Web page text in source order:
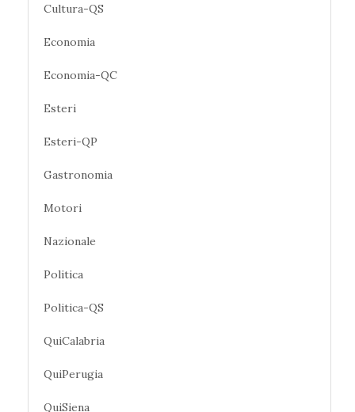
Cultura-QS
Economia
Economia-QC
Esteri
Esteri-QP
Gastronomia
Motori
Nazionale
Politica
Politica-QS
QuiCalabria
QuiPerugia
QuiSiena